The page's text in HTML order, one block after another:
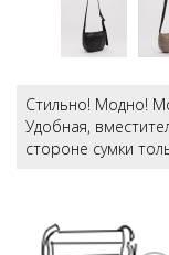
Стильно! Модно!
Удобная,
стороне сумки